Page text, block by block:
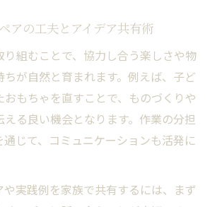
アの工夫とアイデア共有術
り組むことで、協力し合う楽しさや物
ちが自然と育まれます。例えば、子ど
おもちゃを直すことで、ものづくりや
る良い機会となります。作業の分担
じて、コミュニケーションも活発に
や実践例を家族で共有するには、まず